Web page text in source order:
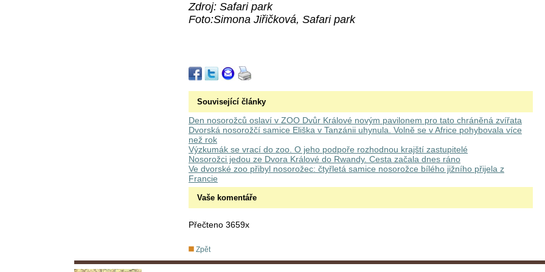
Zdroj: Safari park
Foto:Simona Jiřičková, Safari park
Související články
Den nosorožců oslaví v ZOO Dvůr Králové novým pavilonem pro tato chráněná zvířata
Dvorská nosorožčí samice Eliška v Tanzánii uhynula. Volně se v Africe pohybovala více
než rok
Výzkumák se vrací do zoo. O jeho podpoře rozhodnou krajští zastupitelé
Nosorožci jedou ze Dvora Králové do Rwandy. Cesta začala dnes ráno
Ve dvorské zoo přibyl nosorožec: čtyřletá samice nosorožce bílého jižního přijela z
Francie
Vaše komentáře
Přečteno 3659x
Zpět